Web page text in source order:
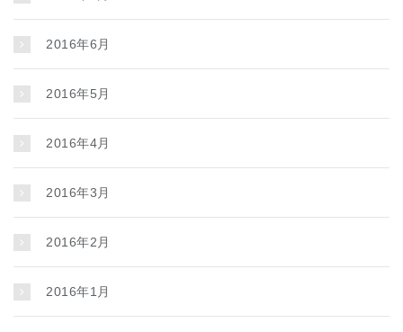
2016年6月
2016年5月
2016年4月
2016年3月
2016年2月
2016年1月